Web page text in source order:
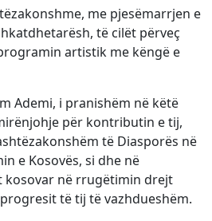
me pjesëmarrjen e
të cilët përveç
artistik me këngë e
Ademi, i pranishëm në këtë
për kontributin e tij,
të Diasporës në
e Kosovës, si dhe në
në rrugëtimin drejt
progresit të tij të vazhdueshëm.